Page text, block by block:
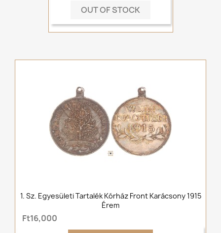
OUT OF STOCK
1. Sz. Egyesületi Tartalék Kórház Front Karácsony 1915
Érem
Ft16,000